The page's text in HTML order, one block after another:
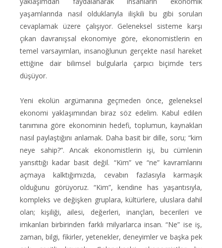
yaşamlarında nasıl olduklarıyla ilişkili bu gibi soruları
cevaplamak üzere çalışıyor. Geleneksel sisteme karşı
çıkan davranışsal ekonomiye göre, ekonomistlerin en
temel varsayımları, insanoğlunun gerçekte nasıl hareket
ettiğine dair bilimsel bulgularla çarpıcı biçimde ters
düşüyor.
Yeni ekolün argümanına geçmeden önce, geleneksel
ekonomi yaklaşımından biraz söz edelim. Kabul edilen
tanımına göre ekonominin hedefi, toplumun, kaynakları
nasıl paylaştığını anlamak. Daha basit bir dille, soru; “kim
neye sahip?”. Ancak ekonomistlerin işi, bu cümlenin
yansıttığı kadar basit değil. “Kim” ve “ne” kavramlarını
açmaya kalktığımızda, cevabın fazlasıyla karmaşık
olduğunu görüyoruz. “Kim”, kendine has yaşantısıyla,
kompleks ve değişken gruplara, kültürlere, uluslara dahil
olan; kişiliği, ailesi, değerleri, inançları, becerileri ve
imkanları birbirinden farklı milyarlarca insan. “Ne” ise iş,
zaman, bilgi, fikirler, yetenekler, deneyimler ve başka pek